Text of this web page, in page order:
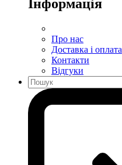
Інформація
Про нас
Доставка і оплата
Контакти
Відгуки